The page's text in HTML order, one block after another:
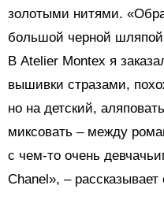
золотыми нитями.
большой черной
В Atelier Montex я
вышивки стразами,
но на детский,
миксовать – между
с чем-то очень
Chanel», –